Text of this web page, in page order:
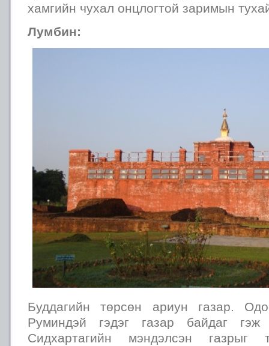
хамгийн чухал онцлогтой заримын
Лумбин:
Буддагийн төрсөн ариун газар.
Руминдэй гэдэг газар байдаг
Сидхартагийн мэндэлсэн газрыг